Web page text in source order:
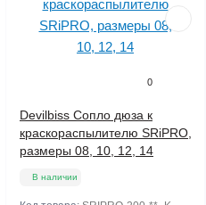
0
Devilbiss Сопло дюза к
краскораспылителю SRiPRO,
размеры 08, 10, 12, 14
В наличии